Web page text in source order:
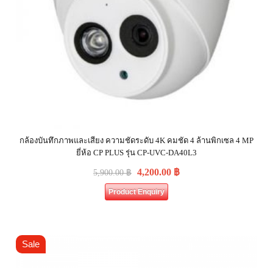
กล้องบันทึกภาพและเสียง ความชัดระดับ 4K คมชัด 4 ล้านพิกเซล 4 MP
ยี่ห้อ CP PLUS รุ่น CP-UVC-DA40L3
5,900.00฿ 4,200.00 ฿
Product Enquiry
Sale